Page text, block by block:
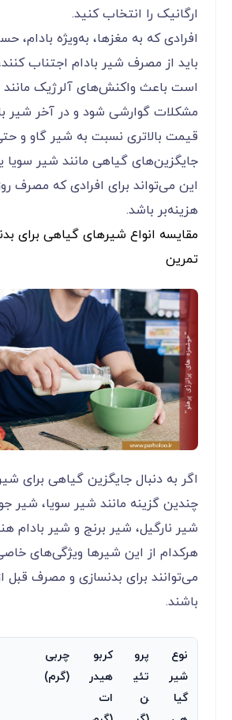
ارگانیک را انتخاب کنید.
افرادی که به مغزها، به‌ویژه بادام،
باید از مصرف شیر بادام اجتناب
است باعث واکنش‌های آلرژیک مانند
مشکلات گوارشی شود و در آخر شیر
قیمت بالاتری نسبت به شیر گاو و
جایگزین‌های گیاهی مانند شیر سویا
این می‌تواند برای افرادی که مصرف
هزینه‌بر باشد.
مقایسه انواع شیرهای گیاهی برای
تمرین
اگر به دنبال جایگزین گیاهی برای
چندین گزینه مانند شیر سویا، شیر
شیر نارگیل، شیر برنج و شیر بادام
هرکدام از این شیرها ویژگی‌های
می‌توانند برای بدنسازی و مصرف قبل
باشند.
نوع
شیر
گیا
پرو
تئی
ن
کربو
هیدر
ات
چربی
(گرم)